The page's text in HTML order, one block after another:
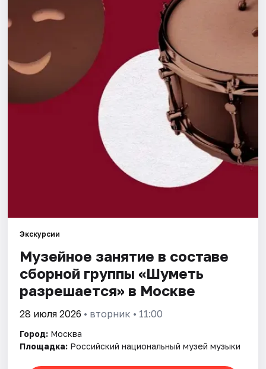
Площадки
Экскурсии
Музейное занятие в составе
сборной группы «Шуметь
разрешается» в Москве
28 июля 2026 • вторник • 11:00
Город: Москва
Площадка: Российский национальный музей музыки